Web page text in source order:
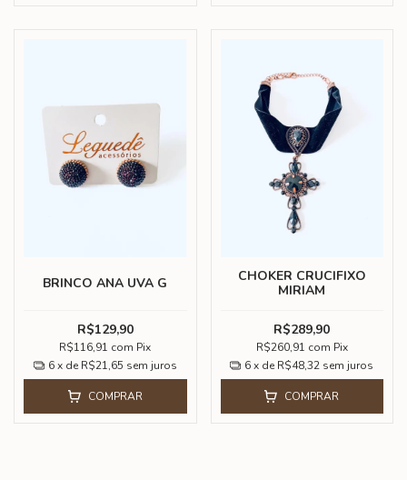
BRINCO ANA UVA G
R$129,90
R$116,91 com Pix
6 x de R$21,65 sem juros
COMPRAR
CHOKER CRUCIFIXO
MIRIAM
R$289,90
R$260,91 com Pix
6 x de R$48,32 sem juros
COMPRAR